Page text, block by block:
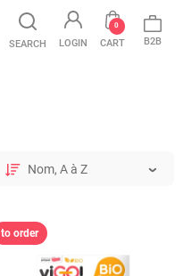
SEARCH LOGIN CART
0
B2B
to order